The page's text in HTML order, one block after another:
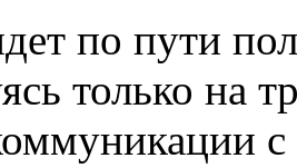
по пути
только на